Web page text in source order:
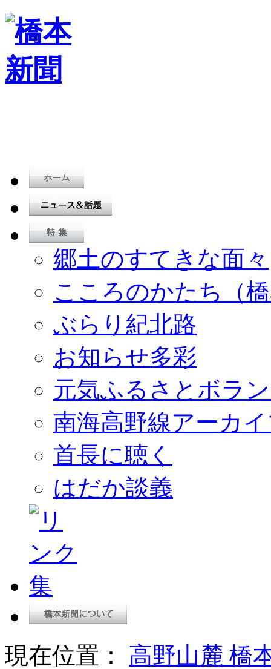
郷土のすてきな面々
こころのかたち（
ぶらり紀北路
お知らせ多彩
元気ふるさとボラ
南海高野線アーカ
首長に聴く
はだか談義
現在位置： 高野山麓 橋